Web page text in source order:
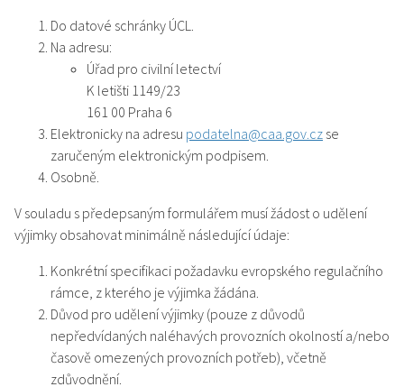
Do datové schránky ÚCL.
Na adresu:
Úřad pro civilní letectví
K letišti 1149/23
161 00 Praha 6
Elektronicky na adresu podatelna@caa.gov.cz se
zaručeným elektronickým podpisem.
Osobně.
V souladu s předepsaným formulářem musí žádost o udělení
výjimky obsahovat minimálně následující údaje:
Konkrétní specifikaci požadavku evropského regulačního
rámce, z kterého je výjimka žádána.
Důvod pro udělení výjimky (pouze z důvodů
nepředvídaných naléhavých provozních okolností a/nebo
časově omezených provozních potřeb), včetně
zdůvodnění.